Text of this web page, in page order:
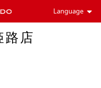
Language
店